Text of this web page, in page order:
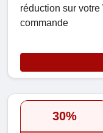
réduction sur
commande
30%